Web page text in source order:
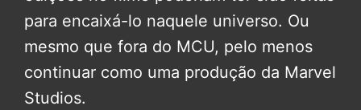
para encaixá-lo naquele universo. Ou
mesmo que fora do MCU, pelo menos
continuar como uma produção da Marvel
Studios.